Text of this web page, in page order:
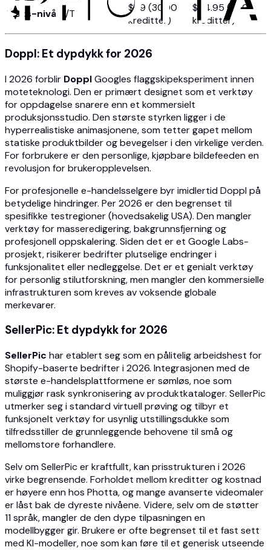
Maks-nivå
I/T
$99 (3000
kreditter)
$114.95 (2500
kreditter)
Doppl: Et dypdykk for 2026
I 2026 forblir DopplGoogles flaggskipeksperiment innen
moteteknologi. Den er primært designet som et verktøy
for oppdagelse snarere enn et kommersielt
produksjonsstudio. Den største styrken ligger i de
hyperrealistiske animasjonene, som tetter gapet mellom
statiske produktbilder og bevegelser i den virkelige verden.
For forbrukere er den personlige, kjøpbare bildefeeden en
revolusjon for brukeropplevelsen.
For profesjonelle e-handelsselgere byr imidlertid Doppl på
betydelige hindringer. Per 2026 er den begrenset til
spesifikke testregioner (hovedsakelig USA). Den mangler
verktøy for masseredigering, bakgrunnsfjerning og
profesjonell oppskalering. Siden det er et Google Labs-
prosjekt, risikerer bedrifter plutselige endringer i
funksjonalitet eller nedleggelse. Det er et genialt verktøy
for personlig stilutforskning, men mangler den kommersielle
infrastrukturen som kreves av voksende globale
merkevarer.
SellerPic: Et dypdykk for 2026
SellerPic har etablert seg som en pålitelig arbeidshest for
Shopify-baserte bedrifter i 2026. Integrasjonen med de
største e-handelsplattformene er sømløs, noe som
muliggjør rask synkronisering av produktkataloger. SellerPic
utmerker seg i standard virtuell prøving og tilbyr et
funksjonelt verktøy for usynlig utstillingsdukke som
tilfredsstiller de grunnleggende behovene til små og
mellomstore forhandlere.
Selv om SellerPic er kraftfullt, kan prisstrukturen i 2026
virke begrensende. Forholdet mellom kreditter og kostnad
er høyere enn hos Photta, og mange avanserte videomaler
er låst bak de dyreste nivåene. Videre, selv om de støtter
11 språk, mangler de den dype tilpasningen en
modellbygger gir. Brukere er ofte begrenset til et fast sett
med KI-modeller, noe som kan føre til et generisk utseende